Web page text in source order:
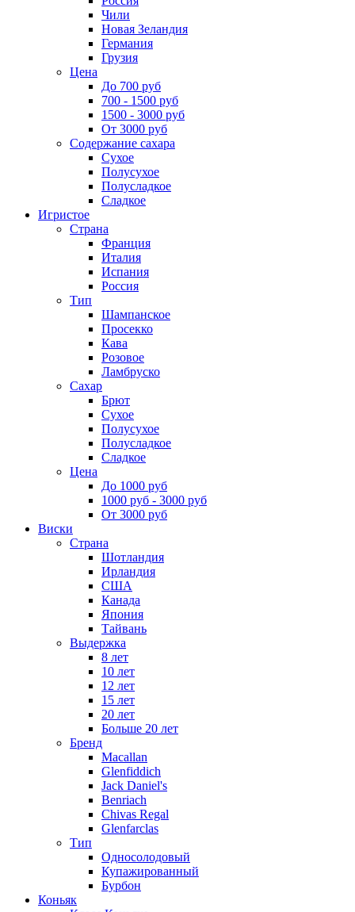
Чили
Новая Зеландия
Германия
Грузия
Цена
До 700 руб
700 - 1500 руб
1500 - 3000 руб
От 3000 руб
Содержание сахара
Сухое
Полусухое
Полусладкое
Сладкое
Игристое
Страна
Франция
Италия
Испания
Россия
Тип
Шампанское
Просекко
Кава
Розовое
Ламбруско
Сахар
Брют
Сухое
Полусухое
Полусладкое
Сладкое
Цена
До 1000 руб
1000 руб - 3000 руб
От 3000 руб
Виски
Страна
Шотландия
Ирландия
США
Канада
Япония
Тайвань
Выдержка
8 лет
10 лет
12 лет
15 лет
20 лет
Больше 20 лет
Бренд
Macallan
Glenfiddich
Jack Daniel's
Benriach
Chivas Regal
Glenfarclas
Тип
Односолодовый
Купажированный
Бурбон
Коньяк